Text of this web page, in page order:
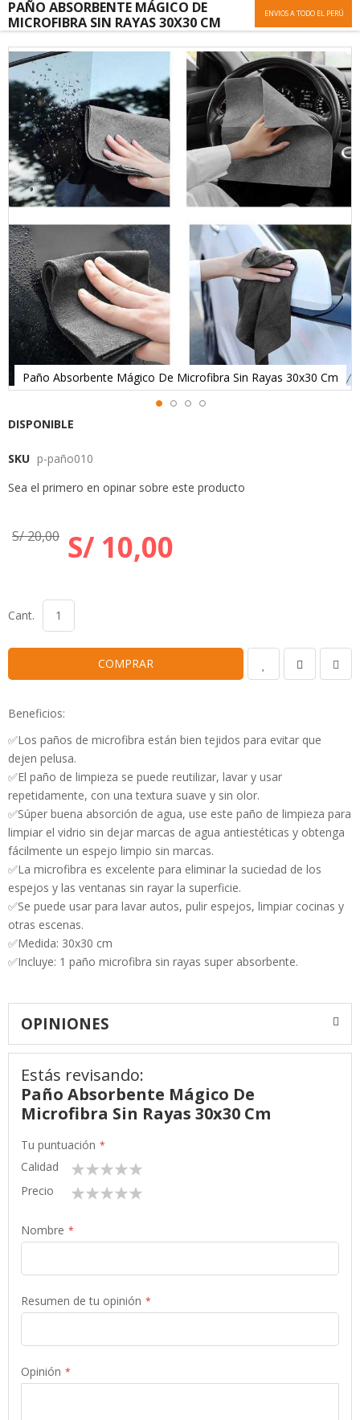
PAÑO ABSORBENTE MÁGICO DE
MICROFIBRA SIN RAYAS 30X30 CM
ENVIOS A TODO EL PERÚ
DISPONIBLE
SKU p-paño010
Sea el primero en opinar sobre este producto
S/ 10,00
S/ 20,00
Cant.
COMPRAR
Beneficios:
✅Los paños de microfibra están bien tejidos para evitar que
dejen pelusa.
✅El paño de limpieza se puede reutilizar, lavar y usar
repetidamente, con una textura suave y sin olor.
✅Súper buena absorción de agua, use este paño de limpieza para
limpiar el vidrio sin dejar marcas de agua antiestéticas y obtenga
fácilmente un espejo limpio sin marcas.
✅La microfibra es excelente para eliminar la suciedad de los
espejos y las ventanas sin rayar la superficie.
✅Se puede usar para lavar autos, pulir espejos, limpiar cocinas y
otras escenas.
✅Medida: 30x30 cm
✅Incluye: 1 paño microfibra sin rayas super absorbente.
Skip
to
the
end
of
the
images
gallery
Paño Absorbente Mágico De Microfibra Sin Rayas 30x30 Cm
Skip
the
of
images
OPINIONES
Estás revisando:
Paño Absorbente Mágico De
Microfibra Sin Rayas 30x30 Cm
Tu puntuación
Calidad
1
star
2
stars
3
stars
4
stars
5
Precio
1 2 3 4 5
Nombre
Resumen de tu opinión
Opinión